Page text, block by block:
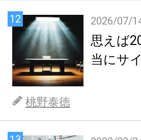
12 2026/07/
思えば
当にサ
桃野泰徳